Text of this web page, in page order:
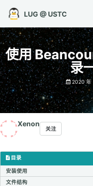
LUG @ USTC
使用
录
2020 年
Xenon
关注
目录
安装使用
文件结构